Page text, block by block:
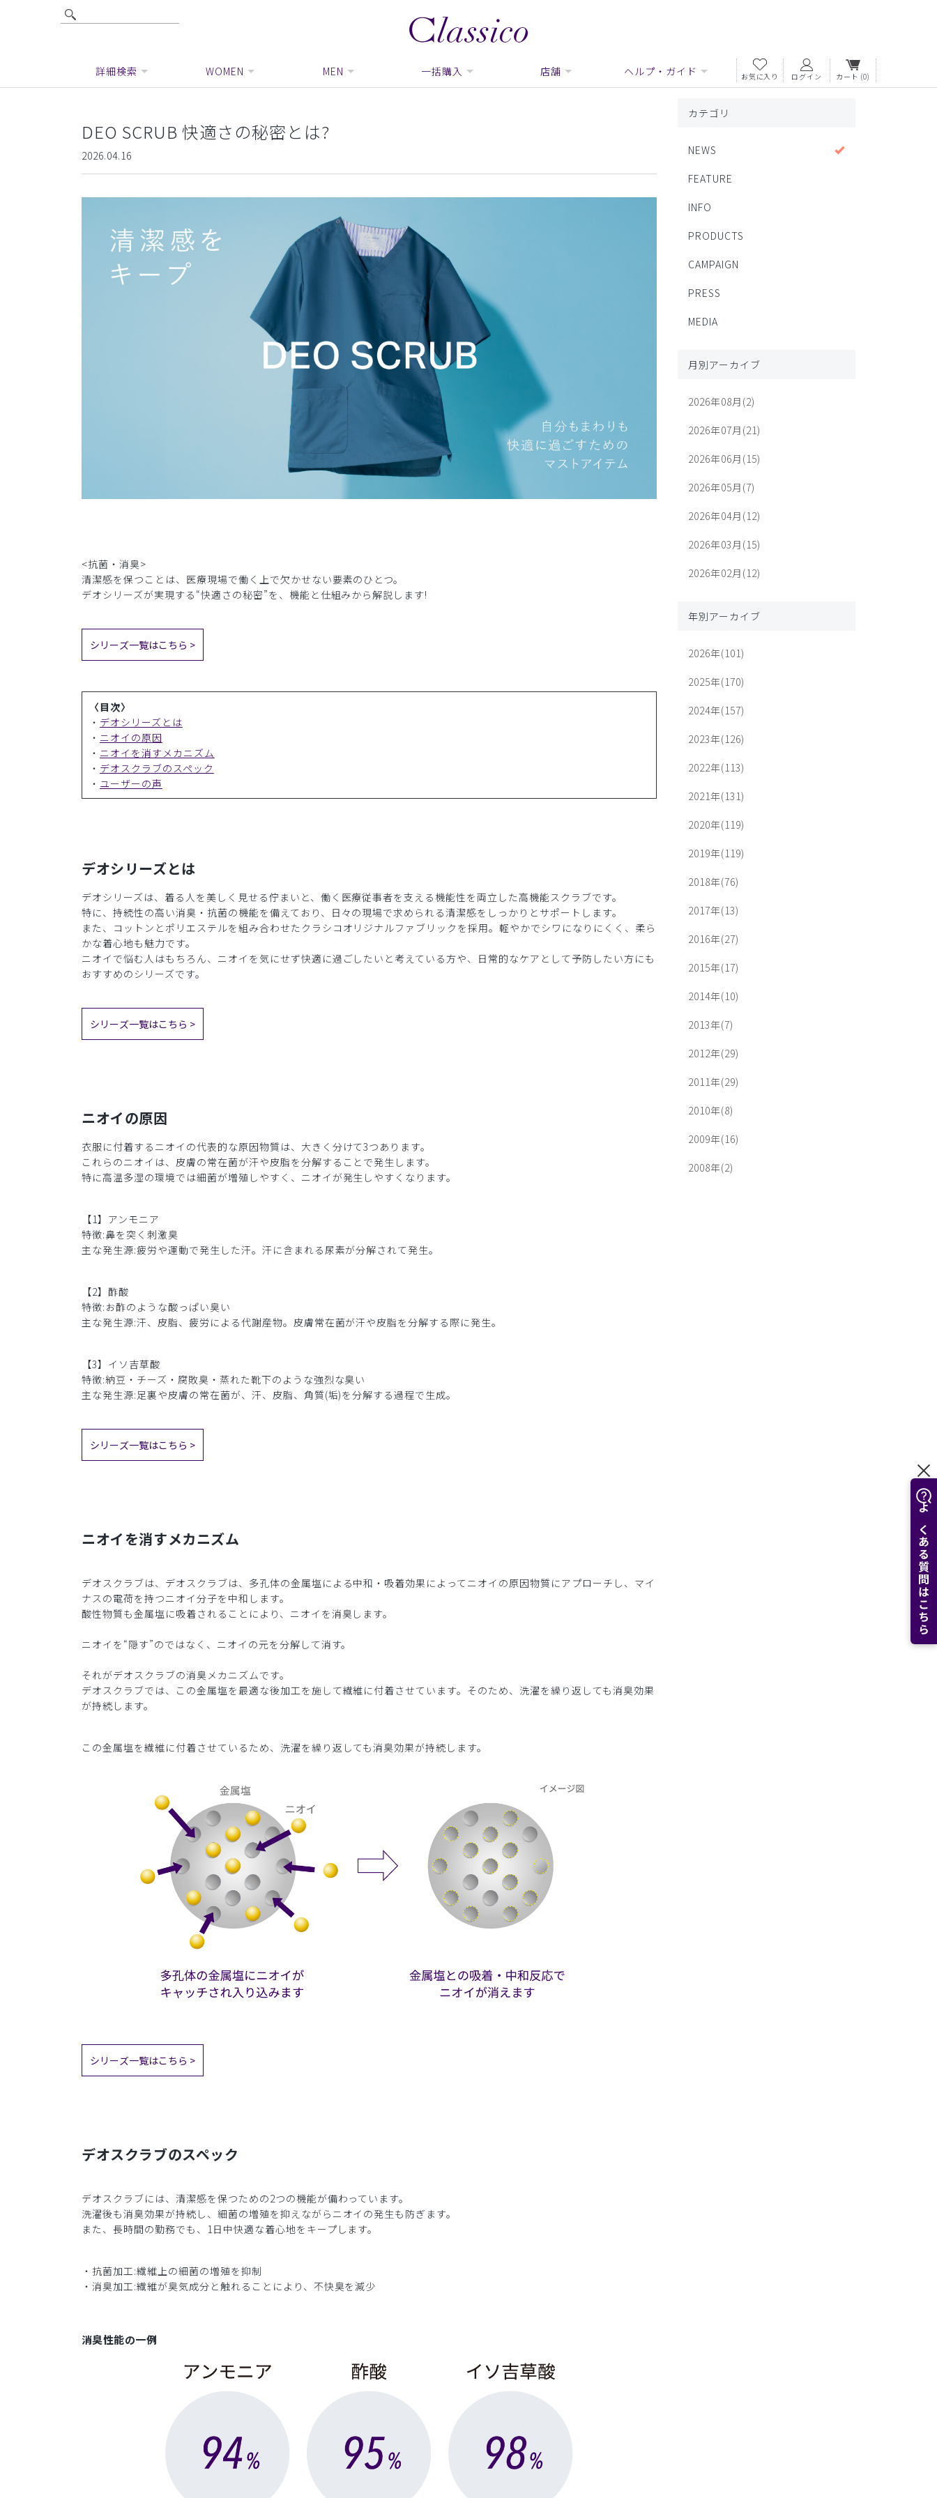
よくある質問はこちら
詳細検索 WOMEN MEN 一括購入 店舗 ヘルプ・ガイド お気に入り ログイン カート (0)
DEO SCRUB 快適さの秘密とは?
2026.04.16
<抗菌・消臭>
清潔感を保つことは、医療現場で働く上で欠かせない要素のひとつ。
デオシリーズが実現する“快適さの秘密”を、機能と仕組みから解説します!
シリーズ一覧はこちら >
〈目次〉
・ デオシリーズとは
・ ニオイの原因
・ ニオイを消すメカニズム
・ デオスクラブのスペック
・ ユーザーの声
デオシリーズとは
デオシリーズは、着る人を美しく見せる佇まいと、働く医療従事者を支える機能性を両立した高機能スクラブです。
特に、持続性の高い消臭・抗菌の機能を備えており、日々の現場で求められる清潔感をしっかりとサポートします。
また、コットンとポリエステルを組み合わせたクラシコオリジナルファブリックを採用。軽やかでシワになりにくく、柔ら
かな着心地も魅力です。
ニオイで悩む人はもちろん、ニオイを気にせず快適に過ごしたいと考えている方や、日常的なケアとして予防したい方にも
おすすめのシリーズです。
シリーズ一覧はこちら >
ニオイの原因
衣服に付着するニオイの代表的な原因物質は、大きく分けて3つあります。
これらのニオイは、皮膚の常在菌が汗や皮脂を分解することで発生します。
特に高温多湿の環境では細菌が増殖しやすく、ニオイが発生しやすくなります。
【1】アンモニア
特徴:鼻を突く刺激臭
主な発生源:疲労や運動で発生した汗。汗に含まれる尿素が分解されて発生。
【2】酢酸
特徴:お酢のような酸っぱい臭い
主な発生源:汗、皮脂、疲労による代謝産物。皮膚常在菌が汗や皮脂を分解する際に発生。
【3】イソ吉草酸
特徴:納豆・チーズ・腐敗臭・蒸れた靴下のような強烈な臭い
主な発生源:足裏や皮膚の常在菌が、汗、皮脂、角質(垢)を分解する過程で生成。
シリーズ一覧はこちら >
ニオイを消すメカニズム
デオスクラブは、デオスクラブは、多孔体の金属塩による中和・吸着効果によってニオイの原因物質にアプローチし、マイ
ナスの電荷を持つニオイ分子を中和します。
酸性物質も金属塩に吸着されることにより、ニオイを消臭します。
ニオイを“隠す”のではなく、ニオイの元を分解して消す。
それがデオスクラブの消臭メカニズムです。
デオスクラブでは、この金属塩を最適な後加工を施して繊維に付着させています。そのため、洗濯を繰り返しても消臭効果
が持続します。
この金属塩を繊維に付着させているため、洗濯を繰り返しても消臭効果が持続します。
シリーズ一覧はこちら >
デオスクラブのスペック
デオスクラブには、清潔感を保つための2つの機能が備わっています。
洗濯後も消臭効果が持続し、細菌の増殖を抑えながらニオイの発生も防ぎます。
また、長時間の勤務でも、1日中快適な着心地をキープします。
・抗菌加工:繊維上の細菌の増殖を抑制
・消臭加工:繊維が臭気成分と触れることにより、不快臭を減少
消臭性能の一例
カテゴリ
NEWS
FEATURE
INFO
PRODUCTS
CAMPAIGN
PRESS
MEDIA
月別アーカイブ
2026年08月(2)
2026年07月(21)
2026年06月(15)
2026年05月(7)
2026年04月(12)
2026年03月(15)
2026年02月(12)
年別アーカイブ
2026年(101)
2025年(170)
2024年(157)
2023年(126)
2022年(113)
2021年(131)
2020年(119)
2019年(119)
2018年(76)
2017年(13)
2016年(27)
2015年(17)
2014年(10)
2013年(7)
2012年(29)
2011年(29)
2010年(8)
2009年(16)
2008年(2)